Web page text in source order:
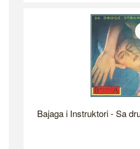
Bajaga i Instruktori - Sa